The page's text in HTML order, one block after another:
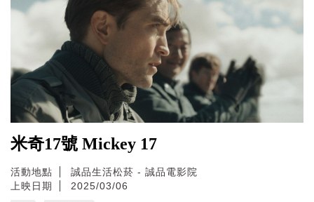
米奇17號 Mickey 17
活動地點
誠品生活松菸 - 誠品電影院
上映日期
2025/03/06